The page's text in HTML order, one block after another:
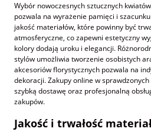
Wybór nowoczesnych sztucznych
pozwala na wyrażenie pamięci i
jakość materiałów, które powinny być
atmosferyczne, co zapewni estetyczny
kolory dodają uroku i elegancji.
stylów umożliwia tworzenie osobistych
akcesoriów florystycznych pozwala na
dekoracji. Zakupy online w
szybką dostawę oraz profesjonalną
zakupów.
Jakość i trwałość